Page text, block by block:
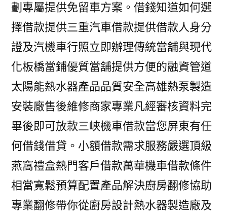
劃專屬提供免留車方案。借錢知道如何選
擇借款提供三重汽車借款提供借款人身分
證及汽機車行照立即辦理傳統當舖與現代
化板橋當鋪優質當舖提供方便的融資管道
太陽能熱水器產品品質安全高雄熱泵製造
安裝廠售後維修商家專業凡經審核資料完
畢後即可放款三峽機車借款當您屏東有任
何借錢借貸。小額借款需求服務嚴選頂級
燕窩禮盒熱門客戶借款萬華機車借款條件
相當寬鬆預算配置產品解決廚房翻修協助
專業翻修帶你從廚房設計熱水器製造廠及